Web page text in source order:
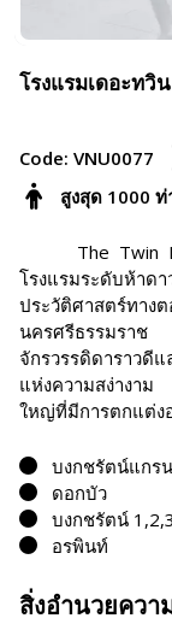
โรงแรมเดอะท
Code: VNU0077
สูงสุด 1000 ท่
The Twin
โรงแรมระดับห้าด
ประวัติศาสตร์ท
นครศรีธรรมราช
จักรวรรดิดาราวดี
แห่งความสง่างา
ใหญ่ที่มีการตกแต่ง
บงกชรัตน์แกร
ดอกบัว
บงกชรัตน์ 1,2,3
อรพินท์
สิ่งอำนวยควา